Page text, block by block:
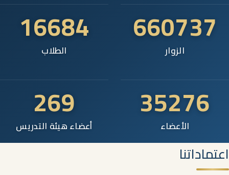
660737
الزوار
16684
الطلاب
35276
الأعضاء
269
أعضاء هيئة التدريس
اعتماداتنا